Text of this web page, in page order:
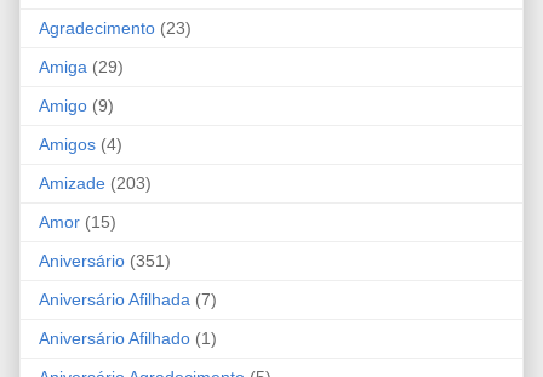
Agradecimento (23)
Amiga (29)
Amigo (9)
Amigos (4)
Amizade (203)
Amor (15)
Aniversário (351)
Aniversário Afilhada (7)
Aniversário Afilhado (1)